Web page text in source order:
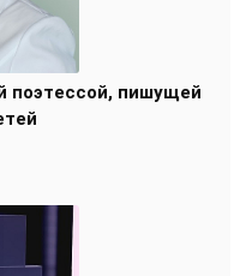
поэтессой, пишущей